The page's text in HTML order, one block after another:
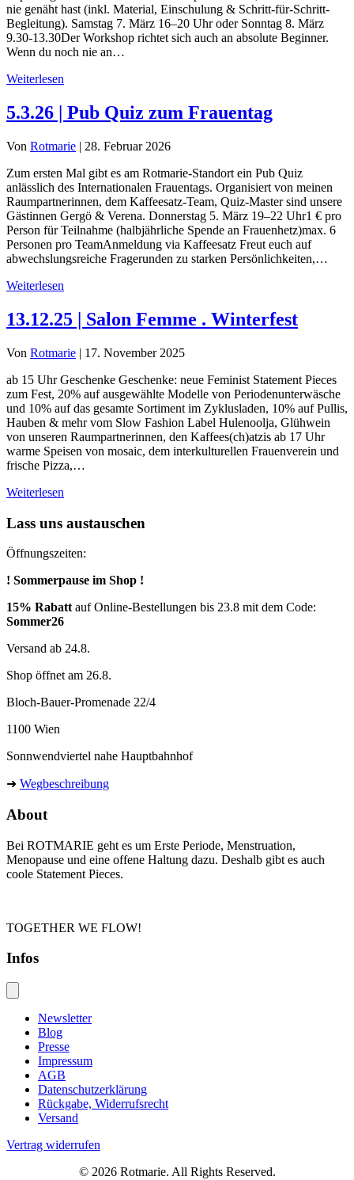
nie genäht hast (inkl. Material, Einschulung & Schritt-für-Schritt-
Begleitung). Samstag 7. März 16–20 Uhr oder Sonntag 8. März
9.30-13.30Der Workshop richtet sich auch an absolute Beginner.
Wenn du noch nie an…
Weiterlesen
5.3.26 | Pub Quiz zum Frauentag
Von Rotmarie | 28. Februar 2026
Zum ersten Mal gibt es am Rotmarie-Standort ein Pub Quiz
anlässlich des Internationalen Frauentags. Organisiert von meinen
Raumpartnerinnen, dem Kaffeesatz-Team, Quiz-Master sind unsere
Gästinnen Gergö & Verena. Donnerstag 5. März 19–22 Uhr1 € pro
Person für Teilnahme (halbjährliche Spende an Frauenhetz)max. 6
Personen pro TeamAnmeldung via Kaffeesatz Freut euch auf
abwechslungsreiche Fragerunden zu starken Persönlichkeiten,…
Weiterlesen
13.12.25 | Salon Femme . Winterfest
Von Rotmarie | 17. November 2025
ab 15 Uhr Geschenke Geschenke: neue Feminist Statement Pieces
zum Fest, 20% auf ausgewählte Modelle von Periodenunterwäsche
und 10% auf das gesamte Sortiment im Zyklusladen, 10% auf Pullis,
Hauben & mehr vom Slow Fashion Label Hulenoolja, Glühwein
von unseren Raumpartnerinnen, den Kaffees(ch)atzis ab 17 Uhr
warme Speisen von mosaic, dem interkulturellen Frauenverein und
frische Pizza,…
Weiterlesen
Lass uns austauschen
Öffnungszeiten:
! Sommerpause im Shop !
15% Rabatt auf Online-Bestellungen bis 23.8 mit dem Code:
Sommer26
Versand ab 24.8.
Shop öffnet am 26.8.
Bloch-Bauer-Promenade 22/4
1100 Wien
Sonnwendviertel nahe Hauptbahnhof
➜ Wegbeschreibung
About
Bei ROTMARIE geht es um Erste Periode, Menstruation,
Menopause und eine offene Haltung dazu. Deshalb gibt es auch
coole Statement Pieces.
TOGETHER WE FLOW!
Infos
Newsletter
Blog
Presse
Impressum
AGB
Datenschutzerklärung
Rückgabe, Widerrufsrecht
Versand
Vertrag widerrufen
© 2026 Rotmarie. All Rights Reserved.